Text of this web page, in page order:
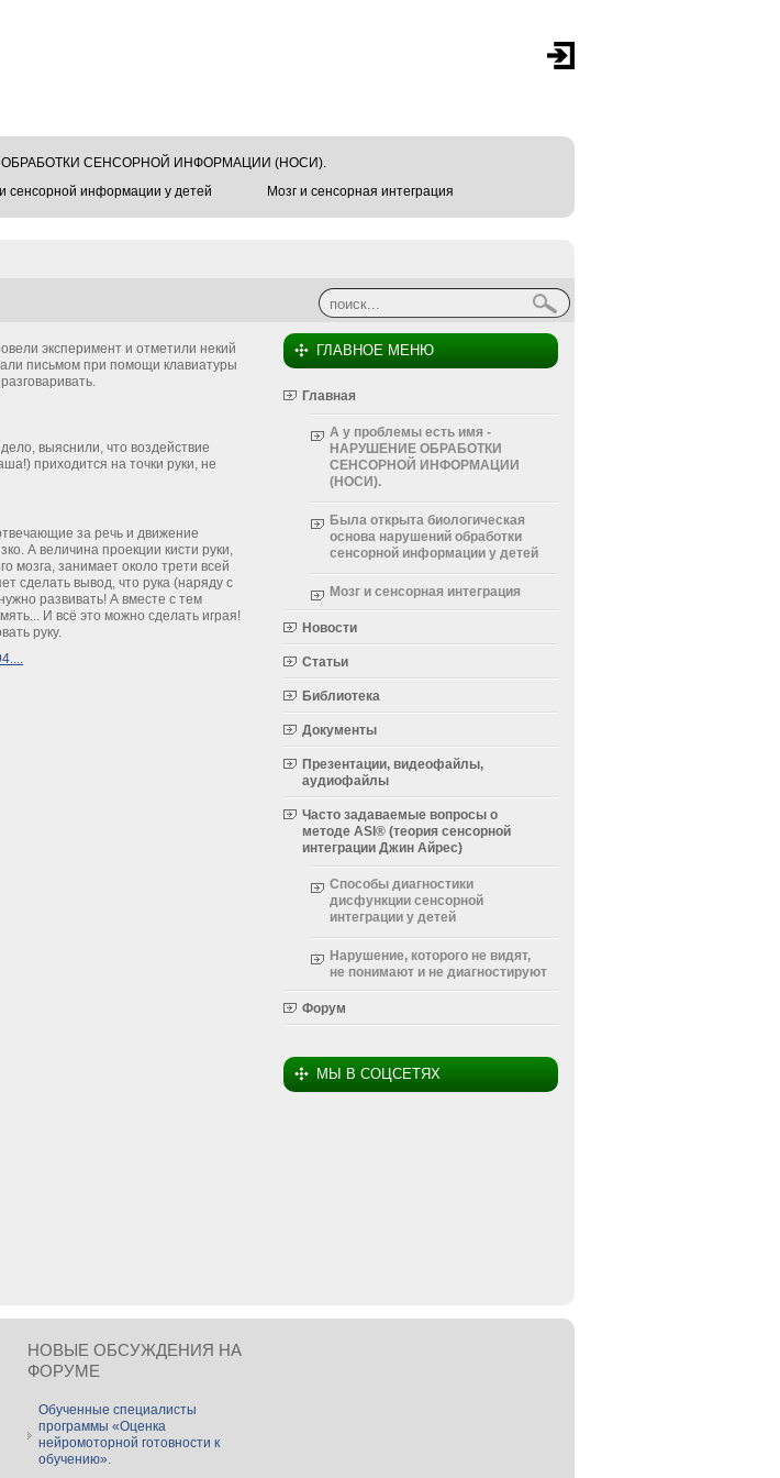
ОБРАБОТКИ СЕНСОРНОЙ ИНФОРМАЦИИ (НОСИ).
сенсорной информации у детей
Мозг и сенсорная интеграция
Форма поиска
Найти
эксперимент и отметили некий
письмом при помощи клавиатуры
выяснили, что воздействие
приходится на точки руки, не
за речь и движение
А величина проекции кисти руки,
мозга, занимает около трети всей
сделать вывод, что рука (наряду с
развивать! А вместе с тем
И всё это можно сделать играя!
руку.
ГЛАВНОЕ МЕНЮ
Главная
А у проблемы есть имя -
НАРУШЕНИЕ ОБРАБОТКИ
СЕНСОРНОЙ ИНФОРМАЦИИ
(НОСИ).
Была открыта биологическая
основа нарушений обработки
сенсорной информации у детей
Мозг и сенсорная интеграция
Новости
Статьи
Библиотека
Документы
Презентации, видеофайлы,
аудиофайлы
Часто задаваемые вопросы о
методе ASI® (теория сенсорной
интеграции Джин Айрес)
Способы диагностики
дисфункции сенсорной
интеграции у детей
Нарушение, которого не видят,
не понимают и не диагностируют
Форум
МЫ В СОЦСЕТЯХ
НОВЫЕ ОБСУЖДЕНИЯ НА
ФОРУМЕ
Обученные специалисты
программы «Оценка
нейромоторной готовности к
обучению».